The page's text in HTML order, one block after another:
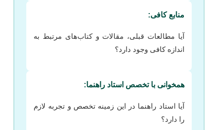
منابع کافی:
آیا مطالعات قبلی، مقالات و کتاب‌های مرتبط به
اندازه کافی وجود دارد؟
همخوانی با تخصص استاد راهنما:
آیا استاد راهنما در این زمینه تخصص و تجربه لازم
را دارد؟